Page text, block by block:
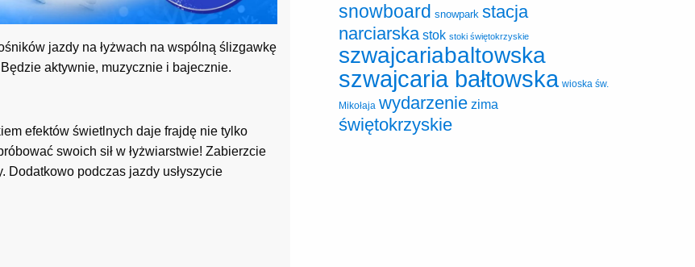
jazdy na łyżwach na wspólną ślizgawkę
aktywnie, muzycznie i bajecznie.
efektów świetlnych daje frajdę nie tylko
swoich sił w łyżwiarstwie! Zabierzcie
Dodatkowo podczas jazdy usłyszycie
snowboard snowpark stacja
narciarska stok stoki świętokrzyskie
szwajcariabaltowska
szwajcaria bałtowska wioska św.
Mikołaja wydarzenie zima
świętokrzyskie